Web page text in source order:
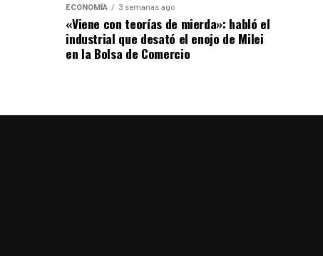
ECONOMÍA 3 semanas ago
«Viene con teorías de mierda»: habló el
industrial que desató el enojo de Milei
en la Bolsa de Comercio